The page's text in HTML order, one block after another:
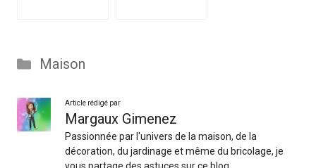
Catégories
Maison
Article rédigé par
Margaux Gimenez
Passionnée par l'univers de la maison, de la
décoration, du jardinage et même du bricolage, je